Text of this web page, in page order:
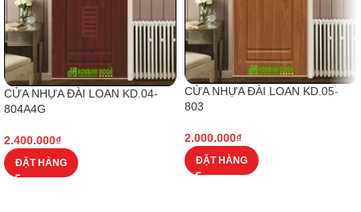
CỬA NHỰA ĐÀI LOAN KD.04-
804A4G
2.400.000₫
ĐẶT HÀNG
CỬA NHỰA ĐÀI LOAN KD.05-
803
2.000.000₫
ĐẶT HÀNG